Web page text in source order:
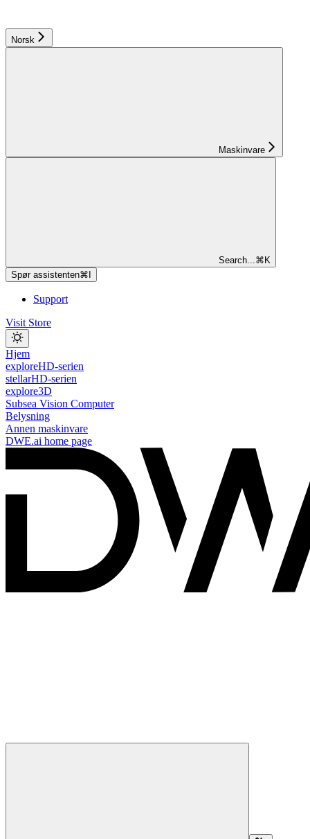
Norsk
Maskinvare
Search...⌘ K
Spør assistenten⌘
Support
Visit Store
Hjem
exploreHD-serien
stellarHD-serien
explore3D
Subsea Vision Computer
Belysning
Annen maskinvare
DWE.ai home page